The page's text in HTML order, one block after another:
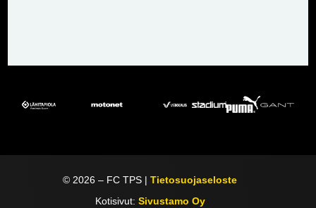
© 2026 – FC TPS |Tietosuojaseloste
Kotisivut: Sivustamo Oy